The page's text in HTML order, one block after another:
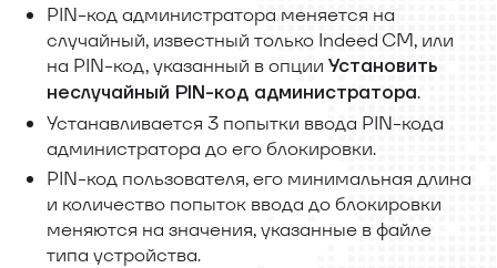
PIN-код администратора меняется на
случайный, известный только Indeed CM, или
на PIN-код, указанный в опции Установить
неслучайный PIN-код администратора.
Устанавливается 3 попытки ввода PIN-кода
администратора до его блокировки.
PIN-код пользователя, его минимальная длина
и количество попыток ввода до блокировки
меняются на значения, указанные в файле
типа устройства.